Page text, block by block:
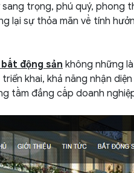
liên kết website:
hàng Vietcombank
trọng, phú quý, phong
lại sự thỏa mãn về tính
bất động sản không những
khai, khả năng nhận
tầm đẳng cấp doanh